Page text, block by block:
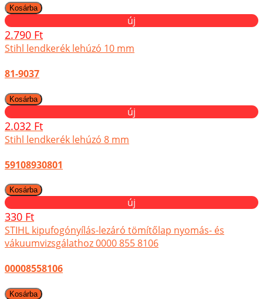
új
2.790 Ft
Stihl lendkerék lehúzó 10 mm
81-9037
új
2.032 Ft
Stihl lendkerék lehúzó 8 mm
59108930801
új
330 Ft
STIHL kipufogónyílás-lezáró tömítőlap nyomás- és
vákuumvizsgálathoz 0000 855 8106
00008558106